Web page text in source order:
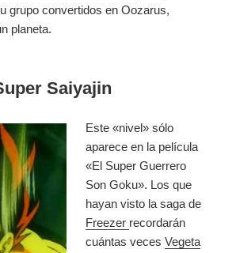
grupo convertidos en Oozarus,
planeta.
Saiyajin
Este «nivel» sólo
aparece en la película
«El Super Guerrero
Son Goku». Los que
hayan visto la saga de
Freezer recordarán
cuántas vecesVegeta